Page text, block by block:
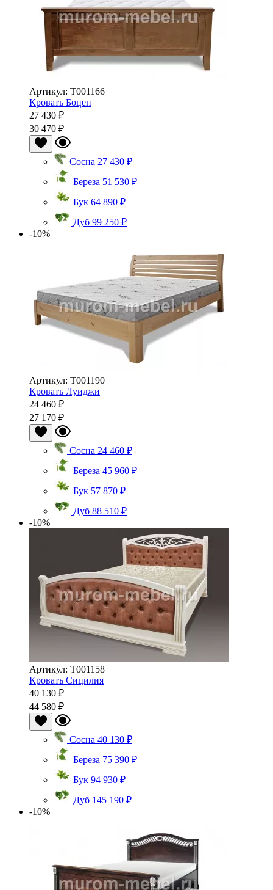
Артикул: Т001166
Кровать Боцен
27 430 ₽
30 470 ₽
Сосна 27 430 ₽
Береза 51 530 ₽
Бук 64 890 ₽
Дуб 99 250 ₽
-10%
Артикул: Т001190
Кровать Луиджи
24 460 ₽
27 170 ₽
Сосна 24 460 ₽
Береза 45 960 ₽
Бук 57 870 ₽
Дуб 88 510 ₽
-10%
Артикул: Т001158
Кровать Сицилия
40 130 ₽
44 580 ₽
Сосна 40 130 ₽
Береза 75 390 ₽
Бук 94 930 ₽
Дуб 145 190 ₽
-10%